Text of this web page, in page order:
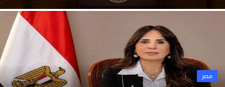
التعليم
منوعات
مصر